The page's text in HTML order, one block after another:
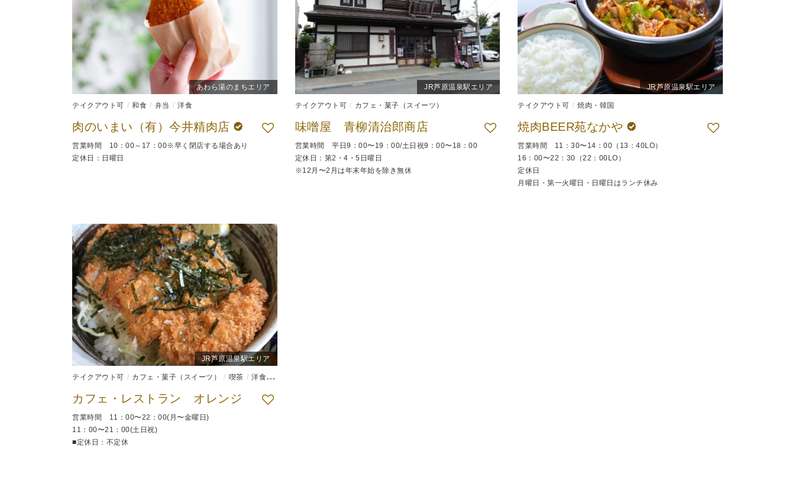
あわら湯のまちエリア
テイクアウト可 和食 弁当 洋食
肉のいまい（有）今井精肉店
営業時間 10：00～17：00※早く閉店する場合あり
定休日：日曜日
JR芦原温泉駅エリア
テイクアウト可 カフェ・菓子（スイーツ）
味噌屋 青柳清治郎商店
営業時間 平日9：00〜19：00/土日祝9：00〜18：00
定休日：第2・4・5日曜日
※12月〜2月は年末年始を除き無休
JR芦原温泉駅エリア
テイクアウト可 焼肉・韓国
焼肉BEER苑なかや
営業時間 11：30〜14：00（13：40LO）
16：00〜22：30（22：00LO）
定休日
月曜日・第一火曜日・日曜日はランチ休み
JR芦原温泉駅エリア
テイクアウト可 カフェ・菓子（スイーツ） 喫茶 洋食 食堂
カフェ・レストラン オレンジ
営業時間 11：00〜22：00(月〜金曜日)
11：00〜21：00(土日祝)
■定休日：不定休